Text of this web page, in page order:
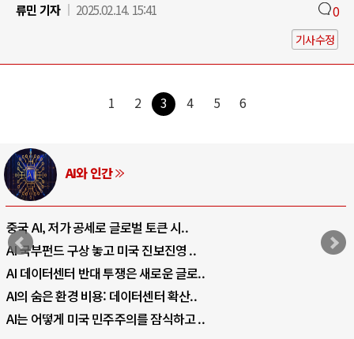
류민 기자
2025.02.14. 15:41 0
기사수정
1 2 3 4 5 6
AI와 인간
중국 AI, 저가 공세로 글로벌 토큰 시..
AI 국부펀드 구상 놓고 미국 진보진영 ..
AI 데이터센터 반대 투쟁은 새로운 글로..
AI의 숨은 환경 비용: 데이터센터 확산..
AI는 어떻게 미국 민주주의를 잠식하고 ..